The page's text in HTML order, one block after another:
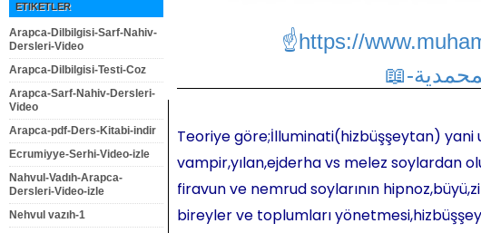
☝https://
Teoriye göre;İlluminati(hizbüşşeytan) yani
vampir,yılan,ejderha vs melez soylardan
firavun ve nemrud soylarının
bireyler ve toplumları
ETIKETLER
Arapca-Dilbilgisi-Sarf-Nahiv-
Dersleri-Video
Arapca-Dilbilgisi-Testi-Coz
Arapca-Sarf-Nahiv-Dersleri-
Video
Arapca-pdf-Ders-Kitabi-indir
Ecrumiyye-Serhi-Video-izle
Nahvul-Vadıh-Arapca-
Dersleri-Video-izle
Nehvul vazıh-1